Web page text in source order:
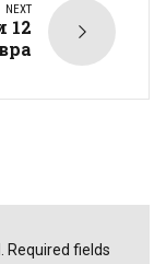
NEXT
12
Required fields